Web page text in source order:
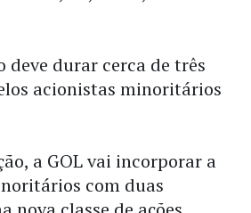
deve durar cerca de três
acionistas minoritários
a GOL vai incorporar a
com duas